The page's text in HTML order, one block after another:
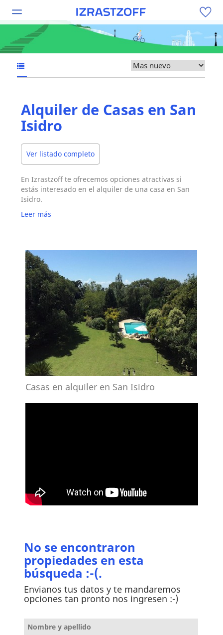
Alquiler de Casas en San
Isidro
Ver listado completo
En Izrastzoff te ofrecemos opciones atractivas si
estás interesado en el alquiler de una casa en San
Isidro.
Leer más
Casas en alquiler en San Isidro
No se encontraron
propiedades en esta
búsqueda :-(.
Envianos tus datos y te mandaremos
opciones tan pronto nos ingresen :-)